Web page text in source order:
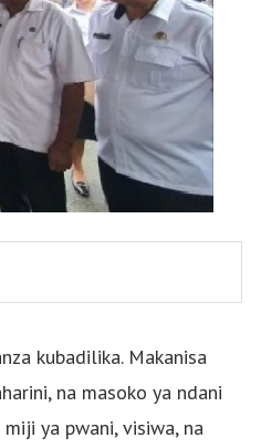
kubadilika. Makanisa
na masoko ya ndani
ya pwani, visiwa, na